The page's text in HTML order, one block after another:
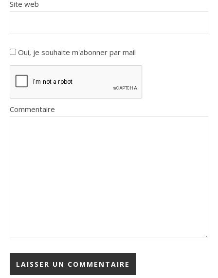
Site web
Oui, je souhaite m'abonner par mail
Commentaire